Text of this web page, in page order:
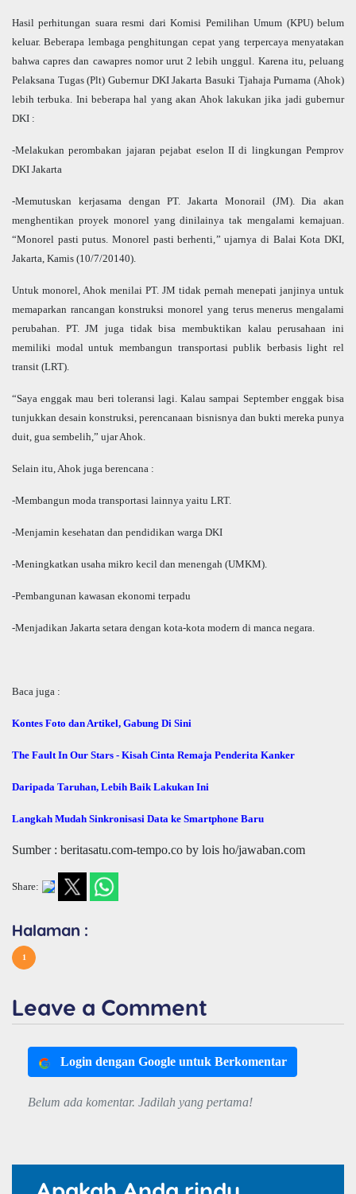
Hasil perhitungan suara resmi dari Komisi Pemilihan Umum (KPU) belum
keluar. Beberapa lembaga penghitungan cepat yang terpercaya menyatakan
bahwa capres dan cawapres nomor urut 2 lebih unggul. Karena itu, peluang
Pelaksana Tugas (Plt) Gubernur DKI Jakarta Basuki Tjahaja Purnama (Ahok)
lebih terbuka. Ini beberapa hal yang akan Ahok lakukan jika jadi gubernur
DKI :
-Melakukan perombakan jajaran pejabat eselon II di lingkungan Pemprov
DKI Jakarta
-Memutuskan kerjasama dengan PT. Jakarta Monorail (JM). Dia akan
menghentikan proyek monorel yang dinilainya tak mengalami kemajuan.
“Monorel pasti putus. Monorel pasti berhenti,” ujarnya di Balai Kota DKI,
Jakarta, Kamis (10/7/20140).
Untuk monorel, Ahok menilai PT. JM tidak pernah menepati janjinya untuk
memaparkan rancangan konstruksi monorel yang terus menerus mengalami
perubahan. PT. JM juga tidak bisa membuktikan kalau perusahaan ini
memiliki modal untuk membangun transportasi publik berbasis light rel
transit (LRT).
“Saya enggak mau beri toleransi lagi. Kalau sampai September enggak bisa
tunjukkan desain konstruksi, perencanaan bisnisnya dan bukti mereka punya
duit, gua sembelih,” ujar Ahok.
Selain itu, Ahok juga berencana :
-Membangun moda transportasi lainnya yaitu LRT.
-Menjamin kesehatan dan pendidikan warga DKI
-Meningkatkan usaha mikro kecil dan menengah (UMKM).
-Pembangunan kawasan ekonomi terpadu
-Menjadikan Jakarta setara dengan kota-kota modern di manca negara.
Baca juga :
Kontes Foto dan Artikel, Gabung Di Sini
The Fault In Our Stars - Kisah Cinta Remaja Penderita Kanker
Daripada Taruhan, Lebih Baik Lakukan Ini
Langkah Mudah Sinkronisasi Data ke Smartphone Baru
Sumber : beritasatu.com-tempo.co by lois ho/jawaban.com
Share:
Halaman :
1
Leave a Comment
Login dengan Google untuk Berkomentar
Belum ada komentar. Jadilah yang pertama!